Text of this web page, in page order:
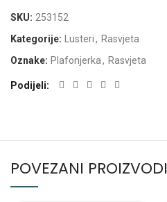
SKU: 253152
Kategorije:
Lusteri, Rasvjeta
Oznake: Plafonjerka, Rasvjeta
Podijeli
POVEZANI PROIZVODI